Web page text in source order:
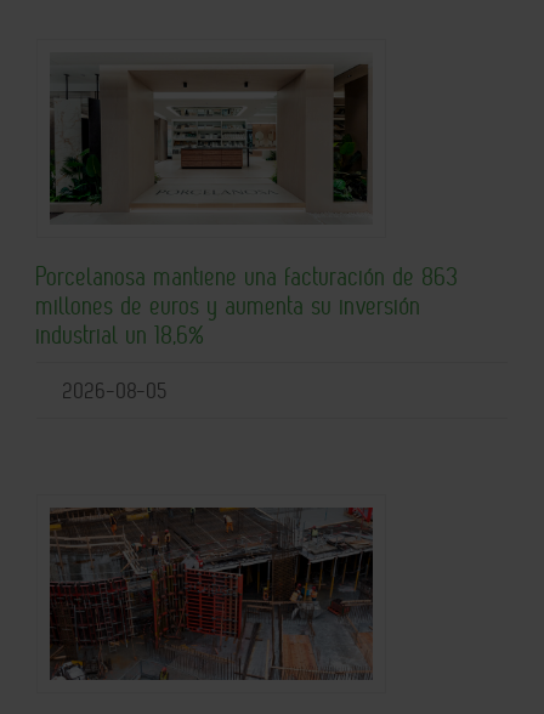
Porcelanosa mantiene una facturación de 863
millones de euros y aumenta su inversión
industrial un 18,6%
2026-08-05